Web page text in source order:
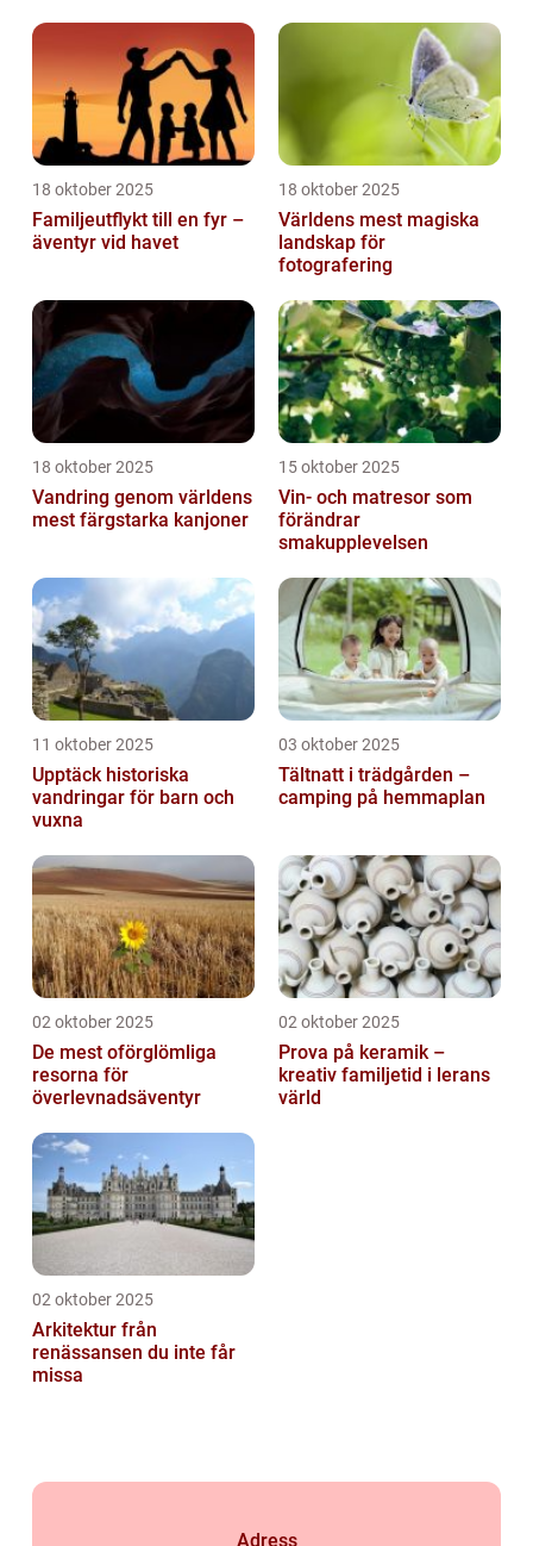
18 oktober 2025
Familjeutflykt till en fyr –
äventyr vid havet
18 oktober 2025
Världens mest magiska
landskap för
fotografering
18 oktober 2025
Vandring genom världens
mest färgstarka kanjoner
15 oktober 2025
Vin- och matresor som
förändrar
smakupplevelsen
11 oktober 2025
Upptäck historiska
vandringar för barn och
vuxna
03 oktober 2025
Tältnatt i trädgården –
camping på hemmaplan
02 oktober 2025
De mest oförglömliga
resorna för
överlevnadsäventyr
02 oktober 2025
Prova på keramik –
kreativ familjetid i lerans
värld
02 oktober 2025
Arkitektur från
renässansen du inte får
missa
Adress